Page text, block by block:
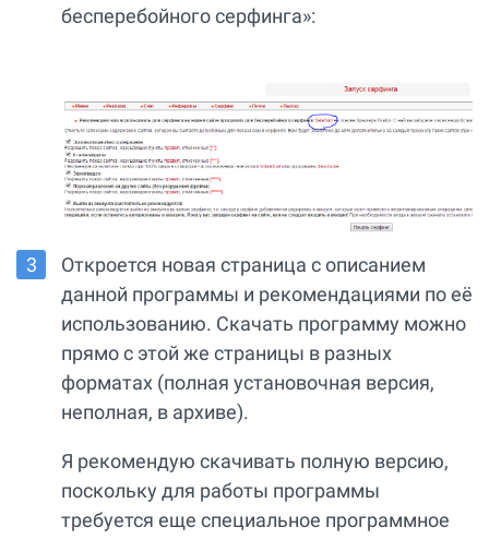
бесперебойного серфинга»:
Откроется новая страница с описанием
данной программы и рекомендациями по её
использованию. Скачать программу можно
прямо с этой же страницы в разных
форматах (полная установочная версия,
неполная, в архиве).
Я рекомендую скачивать полную версию,
поскольку для работы программы
требуется еще специальное программное